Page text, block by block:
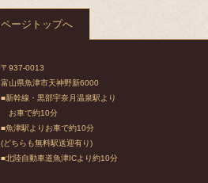
ページトップへ
〒937-0013
富山県魚津市天神野新6000
■新幹線・黒部宇奈月温泉駅より
お車で約10分
■魚津駅よりお車で約10分
(どちらも無料駅送迎有り)
■北陸自動車道魚津ICより約10分